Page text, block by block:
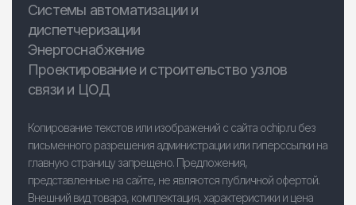
Системы автоматизации и
диспетчеризации
Энергоснабжение
Проектирование и строительство узлов
связи и ЦОД
Копирование текстов или изображений с сайта ochip.ru без
письменного разрешения администрации или гиперссылки на
главную страницу запрещено. Предложения,
представленные на сайте, не являются публичной офертой.
Внешний вид товара, комплектация, характеристики и цена